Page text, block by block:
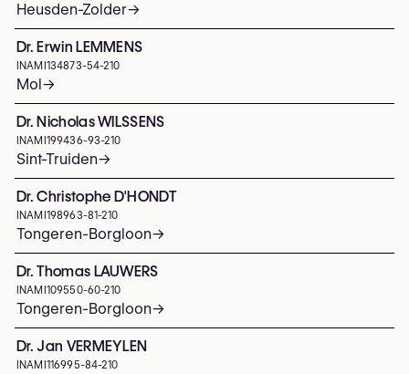
Heusden-Zolder→
Dr. Erwin LEMMENS
INAMI 134873-54-210
Mol→
Dr. Nicholas WILSSENS
INAMI 199436-93-210
Sint-Truiden→
Dr. Christophe D'HONDT
INAMI 198963-81-210
Tongeren-Borgloon→
Dr. Thomas LAUWERS
INAMI 109550-60-210
Tongeren-Borgloon→
Dr. Jan VERMEYLEN
INAMI 116995-84-210